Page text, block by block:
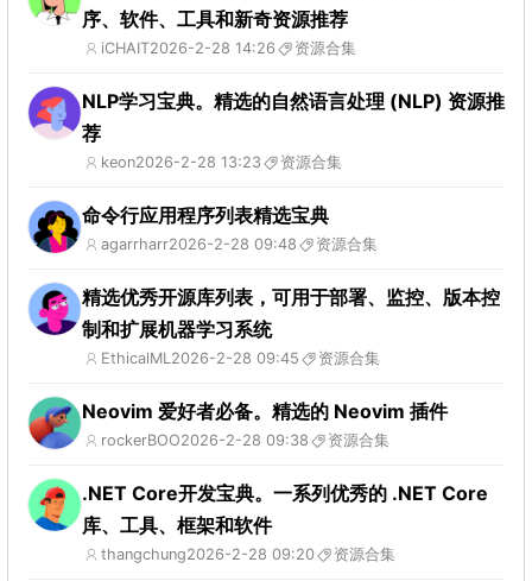
序、软件、工具和新奇资源推荐
iCHAIT2026-2-28 14:26 资源合集
NLP学习宝典。精选的自然语言处理 (NLP) 资源推
荐
keon2026-2-28 13:23 资源合集
命令行应用程序列表精选宝典
agarrharr2026-2-28 09:48 资源合集
精选优秀开源库列表，可用于部署、监控、版本控
制和扩展机器学习系统
EthicalML2026-2-28 09:45 资源合集
Neovim 爱好者必备。精选的 Neovim 插件
rockerBOO2026-2-28 09:38 资源合集
.NET Core开发宝典。一系列优秀的 .NET Core
库、工具、框架和软件
thangchung2026-2-28 09:20 资源合集